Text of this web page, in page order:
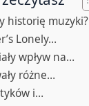
historię muzyki?
Lonely…
wpływ na…
różne…
i…